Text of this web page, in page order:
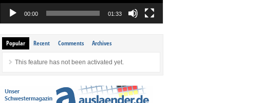
00:00 01:33
Popular Recent Comments Archives
This feature has not been activated yet.